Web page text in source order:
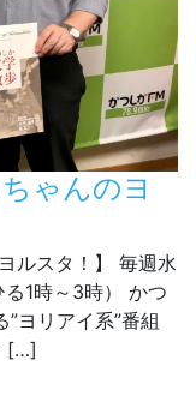
ゃんのヨ
ルスタ！】 毎週水
1時～3時） かつ
ヨリアイ系”番組
[…]